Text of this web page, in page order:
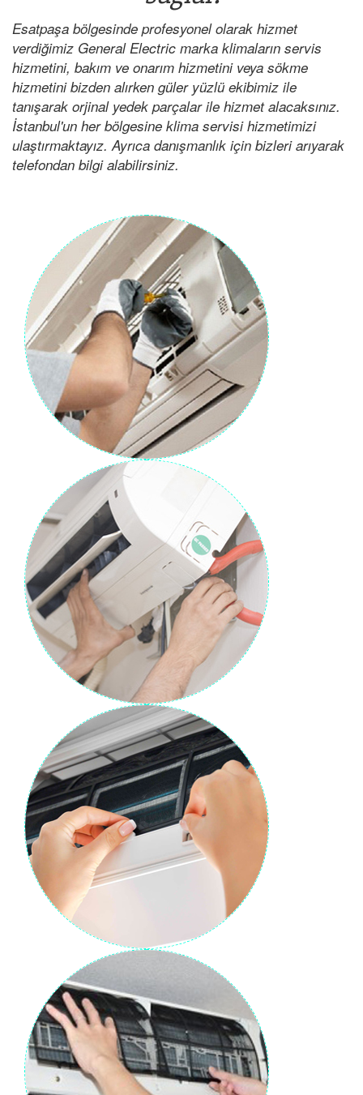
Esatpaşa bölgesinde profesyonel olarak hizmet
verdiğimiz General Electric marka klimaların servis
hizmetini, bakım ve onarım hizmetini veya sökme
hizmetini bizden alırken güler yüzlü ekibimiz ile
tanışarak orjinal yedek parçalar ile hizmet alacaksınız.
İstanbul'un her bölgesine klima servisi hizmetimizi
ulaştırmaktayız. Ayrıca danışmanlık için bizleri arıyarak
telefondan bilgi alabilirsiniz.